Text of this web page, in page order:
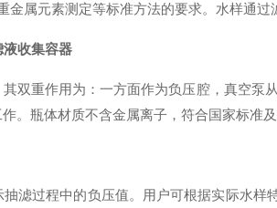
金属元素测定等标准方法的要求。水样通过
收集容器
其双重作用为：一方面作为负压腔，真空泵
作。瓶体材质不含金属离子，符合国家标准
滤过程中的负压值。用户可根据实际水样